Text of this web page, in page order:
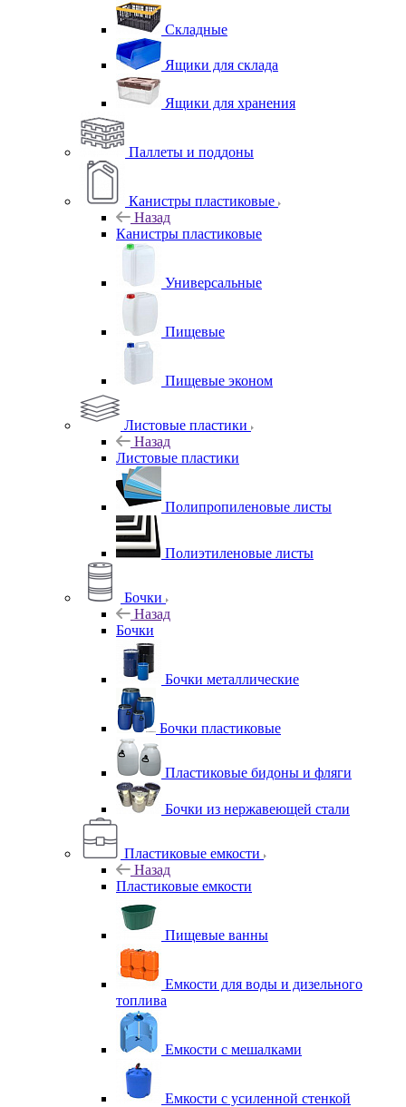
Складные
Ящики для склада
Ящики для хранения
Паллеты и поддоны
Канистры пластиковые
Назад
Канистры пластиковые
Универсальные
Пищевые
Пищевые эконом
Листовые пластики
Назад
Листовые пластики
Полипропиленовые листы
Полиэтиленовые листы
Бочки
Назад
Бочки
Бочки металлические
Бочки пластиковые
Пластиковые бидоны и фляги
Бочки из нержавеющей стали
Пластиковые емкости
Назад
Пластиковые емкости
Пищевые ванны
Емкости для воды и дизельного
топлива
Емкости с мешалками
Емкости с усиленной стенкой